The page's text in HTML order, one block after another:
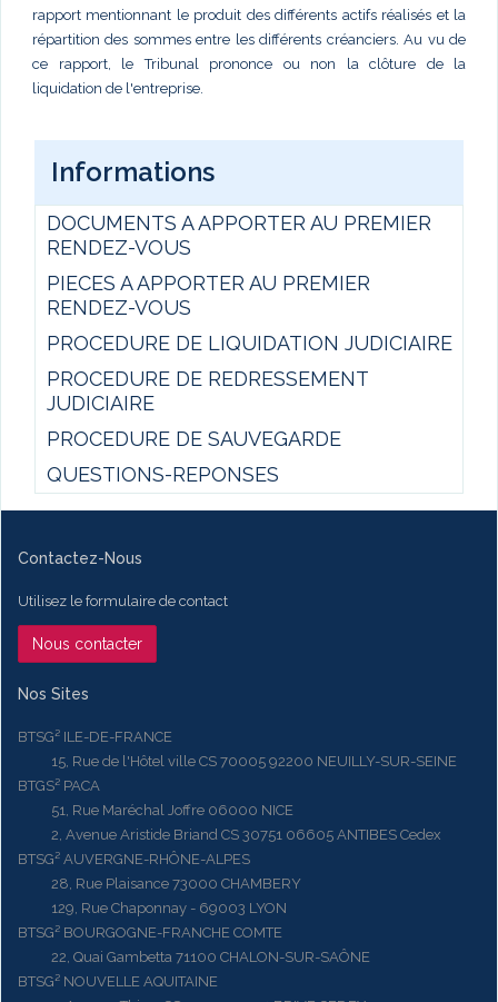
rapport mentionnant le produit des différents actifs réalisés et la
répartition des sommes entre les différents créanciers. Au vu de
ce rapport, le Tribunal prononce ou non la clôture de la
liquidation de l'entreprise.
Informations
DOCUMENTS A APPORTER AU PREMIER
RENDEZ-VOUS
PIECES A APPORTER AU PREMIER
RENDEZ-VOUS
PROCEDURE DE LIQUIDATION JUDICIAIRE
PROCEDURE DE REDRESSEMENT
JUDICIAIRE
PROCEDURE DE SAUVEGARDE
QUESTIONS-REPONSES
Contactez-Nous
Utilisez le formulaire de contact
Nous contacter
Nos Sites
BTSG² ILE-DE-FRANCE
15, Rue de l'Hôtel ville CS 70005 92200 NEUILLY-SUR-SEINE
BTGS² PACA
51, Rue Maréchal Joffre 06000 NICE
2, Avenue Aristide Briand CS 30751 06605 ANTIBES Cedex
BTSG² AUVERGNE-RHÔNE-ALPES
28, Rue Plaisance 73000 CHAMBERY
129, Rue Chaponnay - 69003 LYON
BTSG² BOURGOGNE-FRANCHE COMTE
22, Quai Gambetta 71100 CHALON-SUR-SAÔNE
BTSG² NOUVELLE AQUITAINE